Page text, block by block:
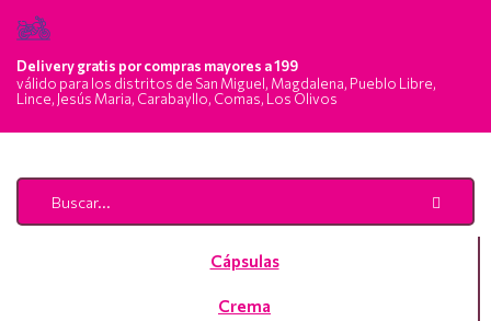
Delivery gratis por compras mayores a 199
válido para los distritos de San Miguel, Magdalena, Pueblo Libre,
Lince, Jesús Maria, Carabayllo, Comas, Los Olivos
Cápsulas
Crema